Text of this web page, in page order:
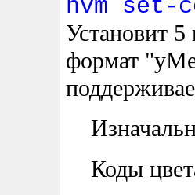
nvm
Установит 5
формат
Коды